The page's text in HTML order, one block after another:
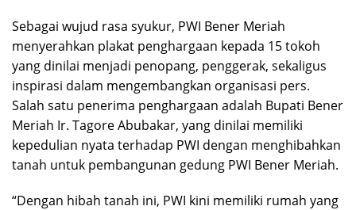
Sebagai wujud rasa syukur, PWI Bener Meriah
menyerahkan plakat penghargaan kepada 15 tokoh
yang dinilai menjadi penopang, penggerak, sekaligus
inspirasi dalam mengembangkan organisasi pers.
Salah satu penerima penghargaan adalah Bupati Bener
Meriah Ir. Tagore Abubakar, yang dinilai memiliki
kepedulian nyata terhadap PWI dengan menghibahkan
tanah untuk pembangunan gedung PWI Bener Meriah.
“Dengan hibah tanah ini, PWI kini memiliki rumah yang